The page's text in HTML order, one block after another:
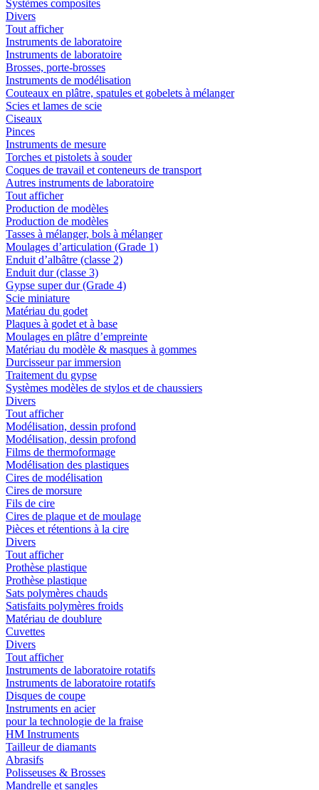
Systèmes composites
Divers
Tout afficher
Instruments de laboratoire
Instruments de laboratoire
Brosses, porte-brosses
Instruments de modélisation
Couteaux en plâtre, spatules et gobelets à mélanger
Scies et lames de scie
Ciseaux
Pinces
Instruments de mesure
Torches et pistolets à souder
Coques de travail et conteneurs de transport
Autres instruments de laboratoire
Tout afficher
Production de modèles
Production de modèles
Tasses à mélanger, bols à mélanger
Moulages d’articulation (Grade 1)
Enduit d’albâtre (classe 2)
Enduit dur (classe 3)
Gypse super dur (Grade 4)
Scie miniature
Matériau du godet
Plaques à godet et à base
Moulages en plâtre d’empreinte
Matériau du modèle & masques à gommes
Durcisseur par immersion
Traitement du gypse
Systèmes modèles de stylos et de chaussiers
Divers
Tout afficher
Modélisation, dessin profond
Modélisation, dessin profond
Films de thermoformage
Modélisation des plastiques
Cires de modélisation
Cires de morsure
Fils de cire
Cires de plaque et de moulage
Pièces et rétentions à la cire
Divers
Tout afficher
Prothèse plastique
Prothèse plastique
Sats polymères chauds
Satisfaits polymères froids
Matériau de doublure
Cuvettes
Divers
Tout afficher
Instruments de laboratoire rotatifs
Instruments de laboratoire rotatifs
Disques de coupe
Instruments en acier
pour la technologie de la fraise
HM Instruments
Tailleur de diamants
Abrasifs
Polisseuses & Brosses
Mandrelle et sangles